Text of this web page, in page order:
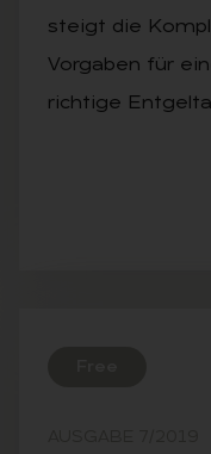
steigt die
Vorgaben für
richtige